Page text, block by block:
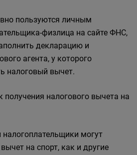
пользуются личным
физлица на сайте ФНС,
декларацию и
агента, у которого
налоговый вычет.
налогового вычета на
могут
на спорт, как и другие